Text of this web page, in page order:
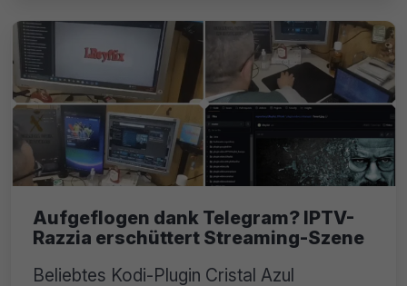
Aufgeflogen dank Telegram? IPTV-
Razzia erschüttert Streaming-Szene
Beliebtes Kodi-Plugin Cristal Azul